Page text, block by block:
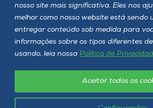
nosso site mais significativa. Eles nos
melhor como nosso website está sendo
entregar conteúdo sob medida para
informações sobre os tipos diferentes
usando, leia nossa Política de
Aceitar todos os